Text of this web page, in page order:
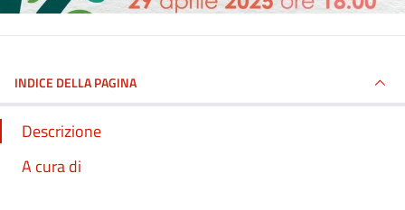
INDICE DELLA PAGINA
Descrizione
A cura di